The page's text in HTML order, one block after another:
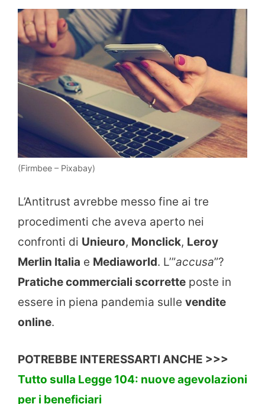
(Firmbee – Pixabay)
L’Antitrust avrebbe messo fine ai tre
procedimenti che aveva aperto nei
confronti di Unieuro, Monclick, Leroy
Merlin Italia e Mediaworld. L’”accusa”?
Pratiche commerciali scorrette poste in
essere in piena pandemia sulle vendite
online.
POTREBBE INTERESSARTI ANCHE >>>
Tutto sulla Legge 104: nuove agevolazioni
per i beneficiari